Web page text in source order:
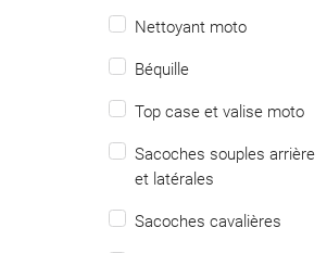
Nettoyant moto
Béquille
Top case et valise moto
Sacoches souples arrière
et latérales
Sacoches cavalières